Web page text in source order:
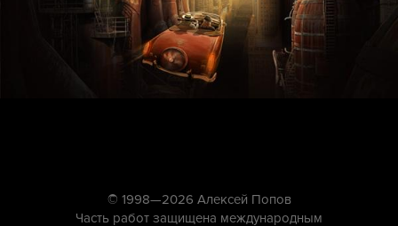
© 1998—2026 Алексей Попов
Часть работ защищена международным